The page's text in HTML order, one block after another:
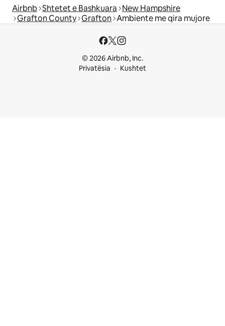
Airbnb Shtetet e Bashkuara New Hampshire
Grafton County Grafton Ambiente me qira mujore
© 2026 Airbnb, Inc.
Privatësia
Kushtet